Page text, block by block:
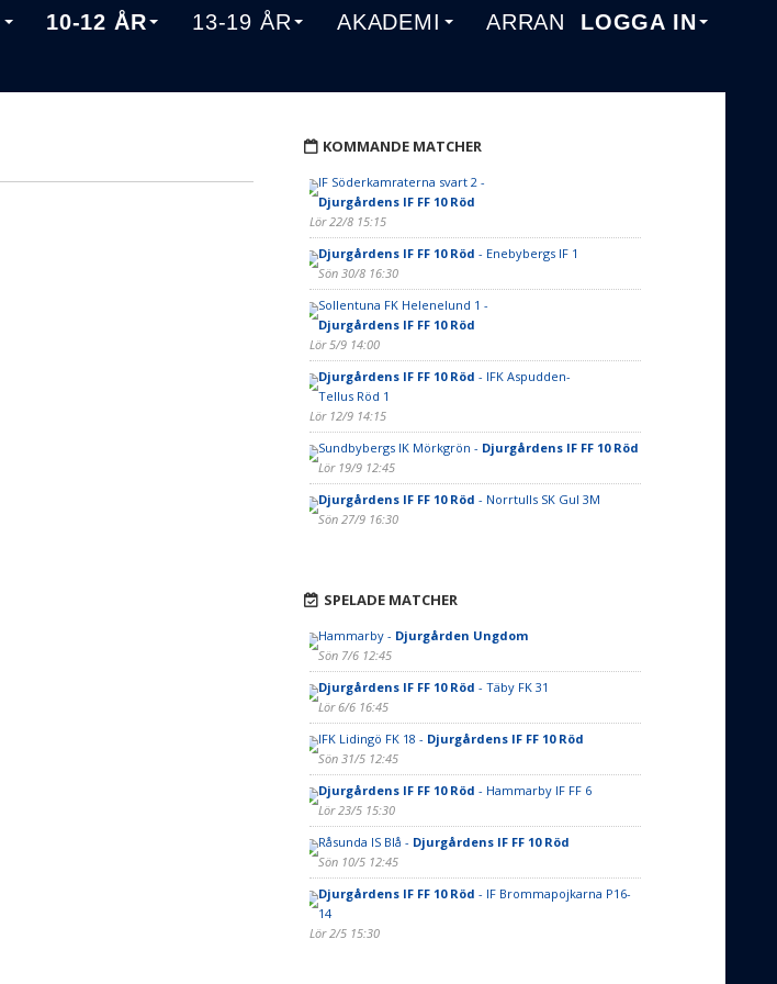
10-12 ÅR 13-19 ÅR AKADEMI ARRANGEMANG
LOGGA IN
KOMMANDE MATCHER
IF Söderkamraterna svart 2 -
Djurgårdens IF FF 10 Röd
Lör 22/8 15:15
Djurgårdens IF FF 10 Röd - Enebybergs IF 1
Sön 30/8 16:30
Sollentuna FK Helenelund 1 -
Djurgårdens IF FF 10 Röd
Lör 5/9 14:00
Djurgårdens IF FF 10 Röd - IFK Aspudden-
Tellus Röd 1
Lör 12/9 14:15
Sundbybergs IK Mörkgrön - Djurgårdens IF FF 10 Röd
Lör 19/9 12:45
Djurgårdens IF FF 10 Röd - Norrtulls SK Gul 3M
Sön 27/9 16:30
SPELADE MATCHER
Hammarby - Djurgården Ungdom
Sön 7/6 12:45
Djurgårdens IF FF 10 Röd - Täby FK 31
Lör 6/6 16:45
IFK Lidingö FK 18 - Djurgårdens IF FF 10 Röd
Sön 31/5 12:45
Djurgårdens IF FF 10 Röd - Hammarby IF FF 6
Lör 23/5 15:30
Råsunda IS Blå - Djurgårdens IF FF 10 Röd
Sön 10/5 12:45
Djurgårdens IF FF 10 Röd - IF Brommapojkarna P16-
14
Lör 2/5 15:30